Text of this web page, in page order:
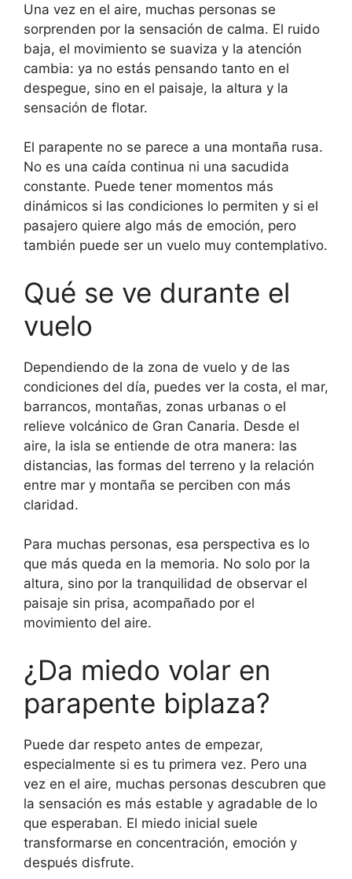
Una vez en el aire, muchas personas se
sorprenden por la sensación de calma. El ruido
baja, el movimiento se suaviza y la atención
cambia: ya no estás pensando tanto en el
despegue, sino en el paisaje, la altura y la
sensación de flotar.
El parapente no se parece a una montaña rusa.
No es una caída continua ni una sacudida
constante. Puede tener momentos más
dinámicos si las condiciones lo permiten y si el
pasajero quiere algo más de emoción, pero
también puede ser un vuelo muy contemplativo.
Qué se ve durante el
vuelo
Dependiendo de la zona de vuelo y de las
condiciones del día, puedes ver la costa, el mar,
barrancos, montañas, zonas urbanas o el
relieve volcánico de Gran Canaria. Desde el
aire, la isla se entiende de otra manera: las
distancias, las formas del terreno y la relación
entre mar y montaña se perciben con más
claridad.
Para muchas personas, esa perspectiva es lo
que más queda en la memoria. No solo por la
altura, sino por la tranquilidad de observar el
paisaje sin prisa, acompañado por el
movimiento del aire.
¿Da miedo volar en
parapente biplaza?
Puede dar respeto antes de empezar,
especialmente si es tu primera vez. Pero una
vez en el aire, muchas personas descubren que
la sensación es más estable y agradable de lo
que esperaban. El miedo inicial suele
transformarse en concentración, emoción y
después disfrute.